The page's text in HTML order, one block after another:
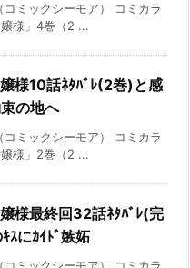
ミックシーモア） コミカラ
様」4巻（2 ...
様10話ﾈﾀﾊﾞﾚ(2巻)と感
の地へ
ミックシーモア） コミカラ
様」2巻（2 ...
様最終回32話ﾈﾀﾊﾞﾚ(完
ｽにｶｲﾄﾞ嫉妬